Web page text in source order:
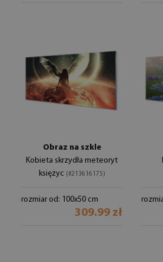
Obraz na szkle
Kobieta skrzydła meteoryt
księżyc (#213616175)
rozmiar od: 100x50 cm
309.99 zł